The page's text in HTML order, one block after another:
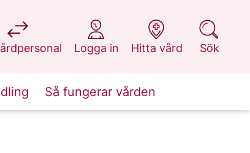
1177.se
Logga in
på 1177.se
Hitta vård
på 1177.se
Sök
på 1177.se
Så fungerar vården